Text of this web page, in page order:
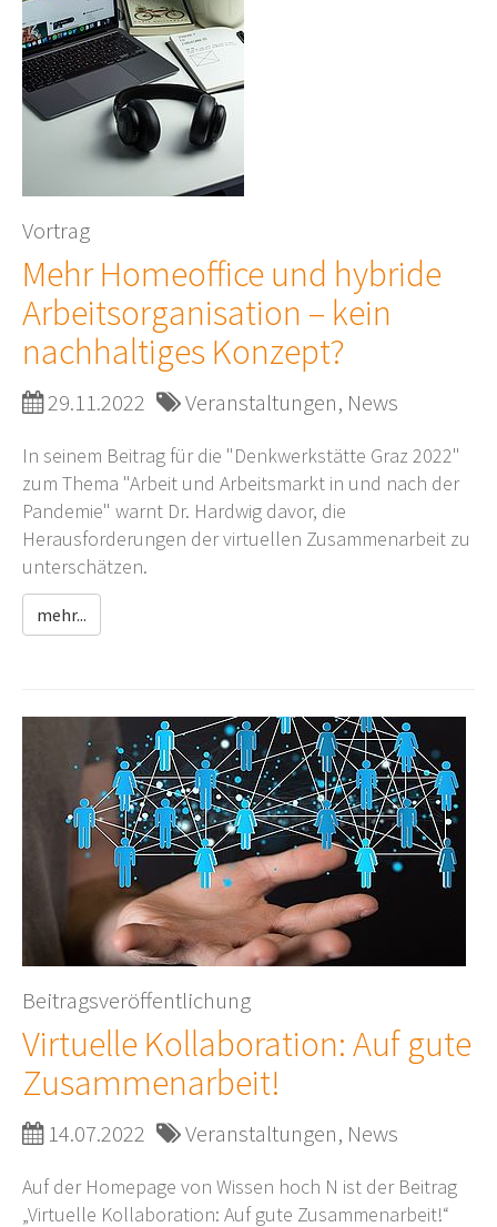
Vortrag
Mehr Homeoffice und hybride
Arbeitsorganisation – kein
nachhaltiges Konzept?
29.11.2022 Veranstaltungen, News
In seinem Beitrag für die "Denkwerkstätte Graz 2022"
zum Thema "Arbeit und Arbeitsmarkt in und nach der
Pandemie" warnt Dr. Hardwig davor, die
Herausforderungen der virtuellen Zusammenarbeit zu
unterschätzen.
mehr...
Beitragsveröffentlichung
Virtuelle Kollaboration: Auf gute
Zusammenarbeit!
14.07.2022 Veranstaltungen, News
Auf der Homepage von Wissen hoch N ist der Beitrag
„Virtuelle Kollaboration: Auf gute Zusammenarbeit!“